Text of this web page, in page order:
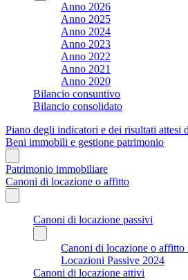
Anno 2026
Anno 2025
Anno 2024
Anno 2023
Anno 2022
Anno 2021
Anno 2020
Bilancio consuntivo
Bilancio consolidato
Piano degli indicatori e dei risultati attesi
Beni immobili e gestione patrimonio
Patrimonio immobiliare
Canoni di locazione o affitto
Canoni di locazione passivi
Canoni di locazione o affitto
Locazioni Passive 2024
Canoni di locazione attivi